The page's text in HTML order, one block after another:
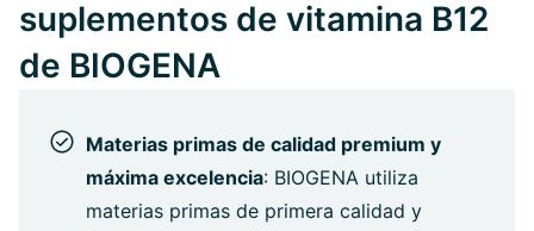
suplementos de vitamina B12
de BIOGENA
Materias primas de calidad premium y
máxima excelencia: BIOGENA utiliza
materias primas de primera calidad y